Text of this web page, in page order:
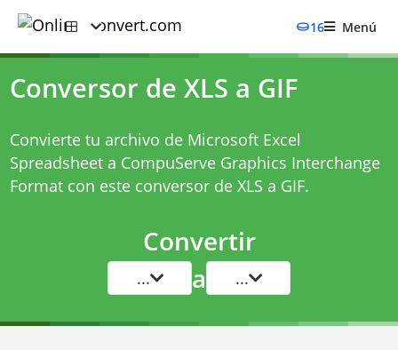
16 Menú
Conversor de XLS a GIF
Convierte tu archivo de Microsoft Excel
Spreadsheet a CompuServe Graphics Interchange
Format con este conversor de XLS a GIF.
Convertir
... a ...